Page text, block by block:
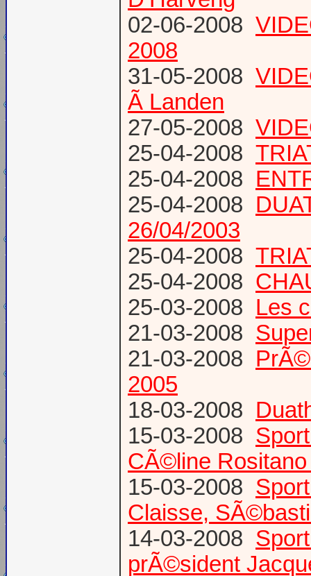
02-06-2008
2008
31-05-2008
Ã Landen
27-05-2008
25-04-2008
25-04-2008
25-04-2008
26/04/2003
25-04-2008
25-04-2008
25-03-2008 Les
21-03-2008
21-03-2008
2005
18-03-2008
15-03-2008
CÃ©line
15-03-2008
Claisse,
14-03-2008
prÃ©sident